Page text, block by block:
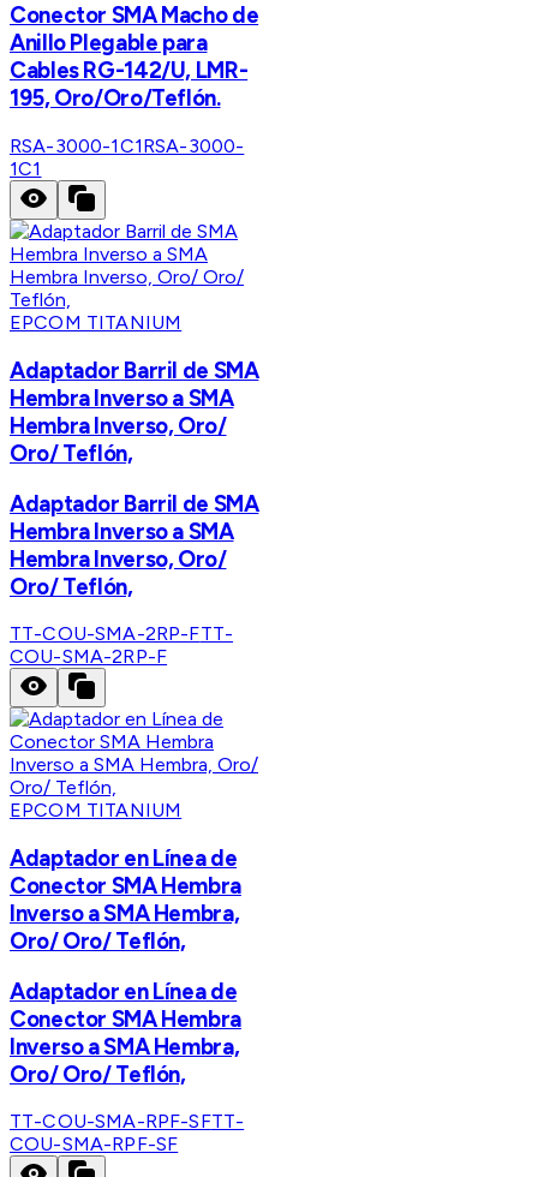
Conector SMA Macho de
Anillo Plegable para
Cables RG-142/U, LMR-
195, Oro/Oro/Teflón.
RSA-3000-1C1RSA-3000-
1C1
EPCOM TITANIUM
Adaptador Barril de SMA
Hembra Inverso a SMA
Hembra Inverso, Oro/
Oro/ Teflón,
Adaptador Barril de SMA
Hembra Inverso a SMA
Hembra Inverso, Oro/
Oro/ Teflón,
TT-COU-SMA-2RP-FTT-
COU-SMA-2RP-F
EPCOM TITANIUM
Adaptador en Línea de
Conector SMA Hembra
Inverso a SMA Hembra,
Oro/ Oro/ Teflón,
Adaptador en Línea de
Conector SMA Hembra
Inverso a SMA Hembra,
Oro/ Oro/ Teflón,
TT-COU-SMA-RPF-SFTT-
COU-SMA-RPF-SF